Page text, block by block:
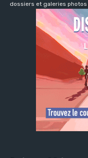
dossiers et galeries